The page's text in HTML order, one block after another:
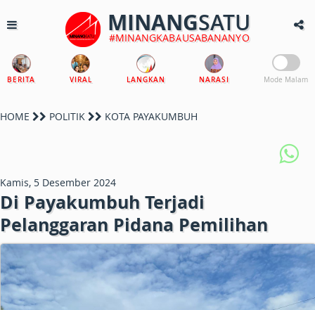
MINANGSATU
#MINANGKABAUSABANANYO
BERITA VIRAL LANGKAN NARASI Mode Malam
HOME POLITIK KOTA PAYAKUMBUH
Kamis, 5 Desember 2024
Di Payakumbuh Terjadi
Pelanggaran Pidana Pemilihan